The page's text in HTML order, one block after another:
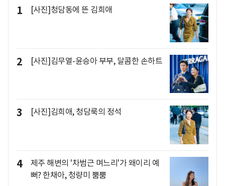
1 [사진]청담동에 뜬 김희애
2 [사진]김무열-윤승아 부부, 달콤한 손하트
3 [사진]김희애, 청담룩의 정석
4
제주 해변의 '차범근 며느리'가 왜이리 예
뻐? 한채아, 청량미 뿜뿜